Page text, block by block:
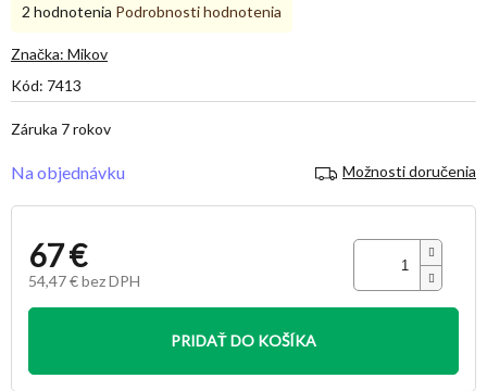
Kód: 7413
Na objednávku Možnosti doručenia
67 €
54,47 € bez DPH
Jednotková
PRIDAŤ DO KOŠÍKA
Záruka 7 rokov
Priemerné
produktu
5,0
5
2 hodnotenia Podrobnosti hodnotenia
Značka: Mikov